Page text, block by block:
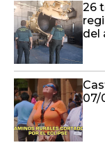
26
del
07/